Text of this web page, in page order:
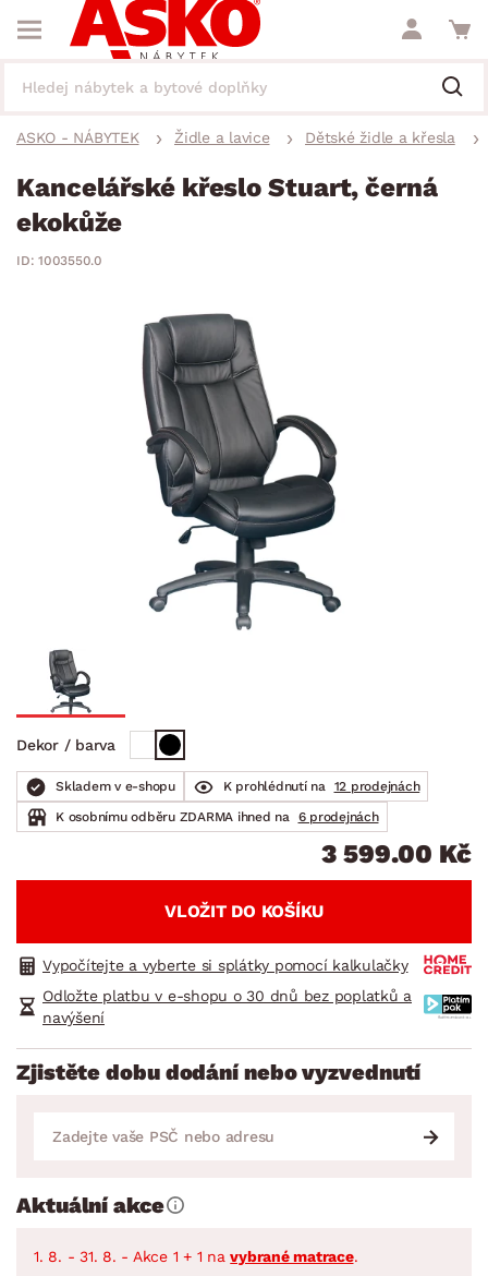
ASKO - NÁBYTEK Židle a lavice Dětské židle a křesla
Kancelářské křeslo Stuart, černá
ekokůže
ID: 1003550.0
Dekor / barva
Skladem v e-shopu K prohlédnutí na
12 prodejnách
K osobnímu odběru ZDARMA ihned na
6 prodejnách
3 599.00 Kč
VLOŽIT DO KOŠÍKU
Vypočítejte a vyberte si splátky pomocí kalkulačky
Odložte platbu v e-shopu o 30 dnů bez poplatků a
navýšení
Zjistěte dobu dodání nebo vyzvednutí
Aktuální akce
1. 8. - 31. 8. - Akce 1 + 1 navybrané matrace.